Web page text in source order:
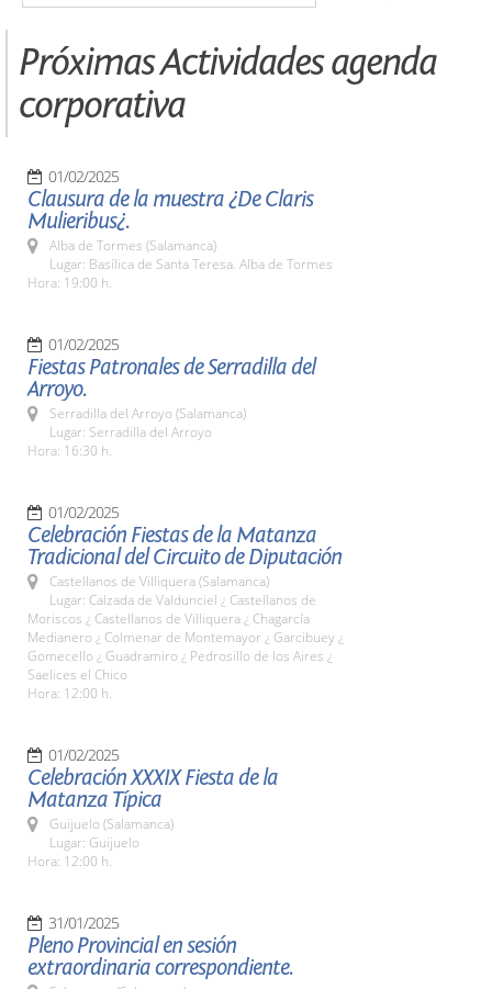
Próximas Actividades agenda
corporativa
01/02/2025
Clausura de la muestra ¿De Claris
Mulieribus¿.
Alba de Tormes (Salamanca)
Lugar: Basílica de Santa Teresa. Alba de Tormes
Hora: 19:00 h.
01/02/2025
Fiestas Patronales de Serradilla del
Arroyo.
Serradilla del Arroyo (Salamanca)
Lugar: Serradilla del Arroyo
Hora: 16:30 h.
01/02/2025
Celebración Fiestas de la Matanza
Tradicional del Circuito de Diputación
Castellanos de Villiquera (Salamanca)
Lugar: Calzada de Valdunciel ¿ Castellanos de
Moriscos ¿ Castellanos de Villiquera ¿ Chagarcía
Medianero ¿ Colmenar de Montemayor ¿ Garcibuey ¿
Gomecello ¿ Guadramiro ¿ Pedrosillo de los Aires ¿
Saelices el Chico
Hora: 12:00 h.
01/02/2025
Celebración XXXIX Fiesta de la
Matanza Típica
Guijuelo (Salamanca)
Lugar: Guijuelo
Hora: 12:00 h.
31/01/2025
Pleno Provincial en sesión
extraordinaria correspondiente.